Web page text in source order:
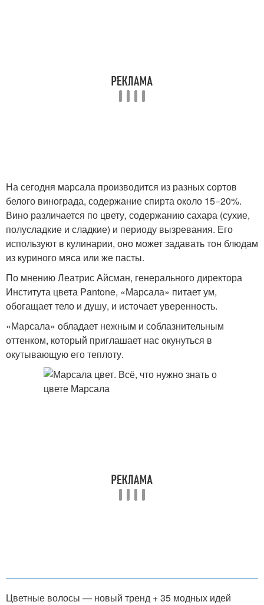
На сегодня марсала производится из разных сортов
белого винограда, содержание спирта около 15−20%.
Вино различается по цвету, содержанию сахара (сухие,
полусладкие и сладкие) и периоду вызревания. Его
используют в кулинарии, оно может задавать тон блюдам
из куриного мяса или же пасты.
По мнению Леатрис Айсман, генерального директора
Института цвета Pantone, «Марсала» питает ум,
обогащает тело и душу, и источает уверенность.
«Марсала» обладает нежным и соблазнительным
оттенком, который приглашает нас окунуться в
окутывающую его теплоту.
Цветные волосы — новый тренд + 35 модных идей